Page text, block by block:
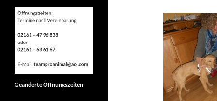
Geänderte Öffnungszeiten